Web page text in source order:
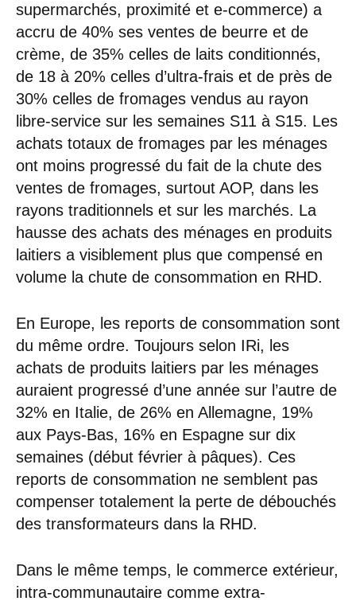
supermarchés, proximité et e-commerce) a
accru de 40% ses ventes de beurre et de
crème, de 35% celles de laits conditionnés,
de 18 à 20% celles d’ultra-frais et de près de
30% celles de fromages vendus au rayon
libre-service sur les semaines S11 à S15. Les
achats totaux de fromages par les ménages
ont moins progressé du fait de la chute des
ventes de fromages, surtout AOP, dans les
rayons traditionnels et sur les marchés. La
hausse des achats des ménages en produits
laitiers a visiblement plus que compensé en
volume la chute de consommation en RHD.
En Europe, les reports de consommation sont
du même ordre. Toujours selon IRi, les
achats de produits laitiers par les ménages
auraient progressé d’une année sur l’autre de
32% en Italie, de 26% en Allemagne, 19%
aux Pays-Bas, 16% en Espagne sur dix
semaines (début février à pâques). Ces
reports de consommation ne semblent pas
compenser totalement la perte de débouchés
des transformateurs dans la RHD.
Dans le même temps, le commerce extérieur,
intra-communautaire comme extra-